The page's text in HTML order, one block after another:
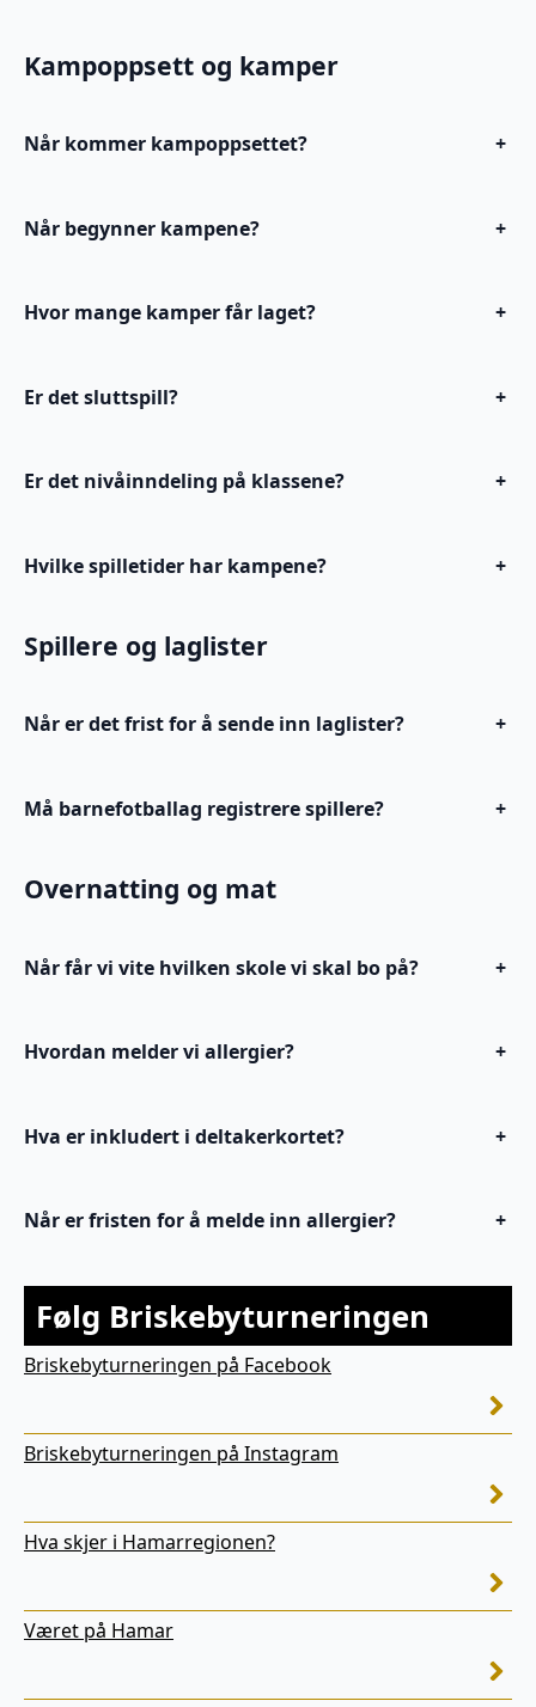
Kampoppsett og kamper
Når kommer kampoppsettet? +
Når begynner kampene? +
Hvor mange kamper får laget? +
Er det sluttspill? +
Er det nivåinndeling på klassene? +
Hvilke spilletider har kampene? +
Spillere og laglister
Når er det frist for å sende inn laglister? +
Må barnefotballag registrere spillere? +
Overnatting og mat
Når får vi vite hvilken skole vi skal bo på? +
Hvordan melder vi allergier? +
Hva er inkludert i deltakerkortet? +
Når er fristen for å melde inn allergier? +
Følg Briskebyturneringen
Briskebyturneringen på Facebook
Briskebyturneringen på Instagram
Hva skjer i Hamarregionen?
Været på Hamar